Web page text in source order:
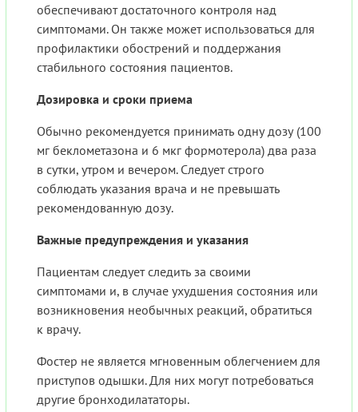
обеспечивают достаточного контроля над
симптомами. Он также может использоваться для
профилактики обострений и поддержания
стабильного состояния пациентов.
Дозировка и сроки приема
Обычно рекомендуется принимать одну дозу (100
мг беклометазона и 6 мкг формотерола) два раза
в сутки, утром и вечером. Следует строго
соблюдать указания врача и не превышать
рекомендованную дозу.
Важные предупреждения и указания
Пациентам следует следить за своими
симптомами и, в случае ухудшения состояния или
возникновения необычных реакций, обратиться
к врачу.
Фостер не является мгновенным облегчением для
приступов одышки. Для них могут потребоваться
другие бронходилататоры.